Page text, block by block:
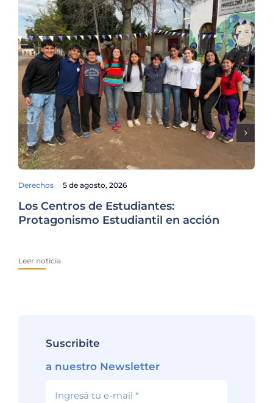
Derechos 5 de agosto, 2026
Los Centros de Estudiantes:
Protagonismo Estudiantil en acción
Leer noticia
Suscribite
a nuestro Newsletter